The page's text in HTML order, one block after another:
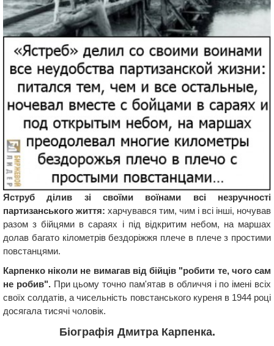
Яструб ділив зі своїми воїнами всі незручності
партизанського життя: харчувався тим, чим і всі інші, ночував
разом з бійцями в сараях і під відкритим небом, на маршах
долав багато кілометрів бездоріжжя плече в плече з простими
повстанцями.
Карпенко ніколи не вимагав від бійців "робити те, чого сам
не робив".При цьому точно пам'ятав в обличчя і по імені всіх
своїх солдатів, а чисельність повстанського куреня в 1944 році
досягала тисячі чоловік.
Біографія Дмитра Карпенка.